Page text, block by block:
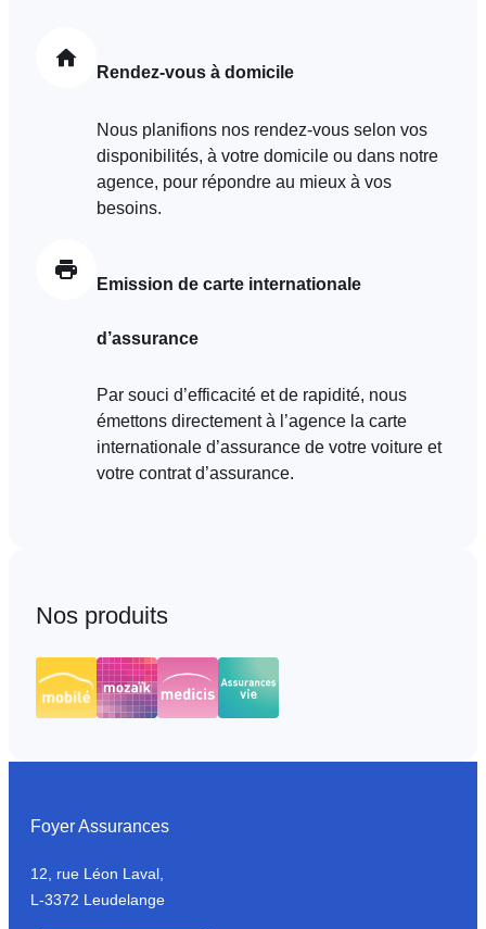
sociaux utilisés et vous permettre de visualiser du contenu
Rendez-vous à domicile
Nous planifions nos rendez-vous selon vos
disponibilités, à votre domicile ou dans notre
agence, pour répondre au mieux à vos
besoins.
Emission de carte internationale
d’assurance
Par souci d’efficacité et de rapidité, nous
émettons directement à l’agence la carte
internationale d’assurance de votre voiture et
votre contrat d’assurance.
Nos produits
Foyer Assurances
12, rue Léon Laval,
L-3372 Leudelange